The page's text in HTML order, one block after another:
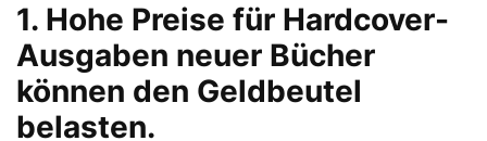
1. Hohe Preise für Hardcover-
Ausgaben neuer Bücher
können den Geldbeutel
belasten.